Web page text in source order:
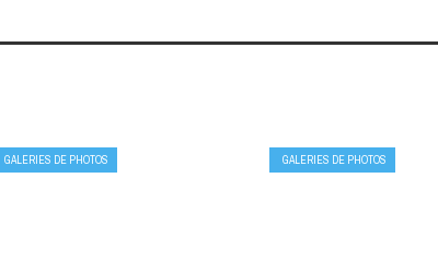
GALERIES DE PHOTOS GALERIES DE PHOTOS